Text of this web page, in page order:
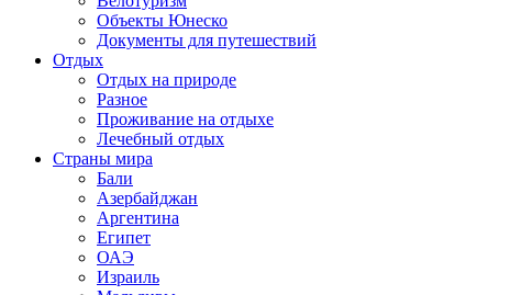
Объекты Юнеско
Документы для путешествий
Отдых
Отдых на природе
Разное
Проживание на отдыхе
Лечебный отдых
Страны мира
Бали
Азербайджан
Аргентина
Египет
ОАЭ
Израиль